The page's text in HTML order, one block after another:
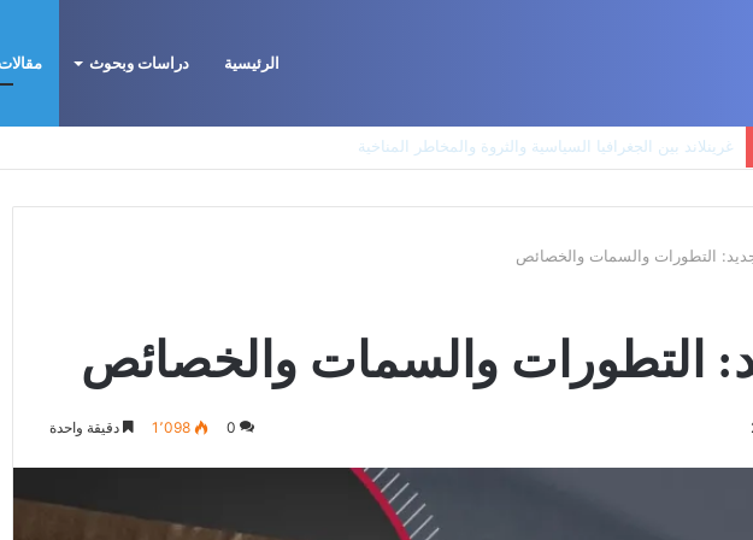
الرئيسية دراسات وبحوث
جذور حزب العمال الكردستاني: التكوين الأيديولوجي، البنية الاجتماعية، ومسارات النفوذ
التطورات والسمات والخصائص
التطورات والسمات والخصائص
0 1٬098 دقيقة واحدة